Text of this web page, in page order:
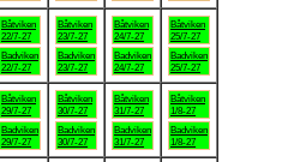
Båtviken
22/7-27
Badviken
22/7-27
Båtviken
23/7-27
Badviken
23/7-27
Båtviken
24/7-27
Badviken
24/7-27
Båtviken
25/7-27
Badviken
25/7-27
Båtviken
29/7-27
Badviken
29/7-27
Båtviken
30/7-27
Badviken
30/7-27
Båtviken
31/7-27
Badviken
31/7-27
Båtviken
1/8-27
Badviken
1/8-27